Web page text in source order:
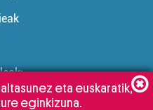
eta euskaratik,
eginkizuna.